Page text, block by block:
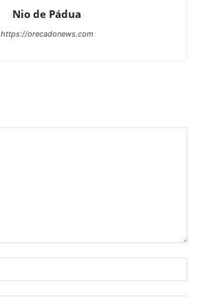
Nio de Pádua
https://orecadonews.com